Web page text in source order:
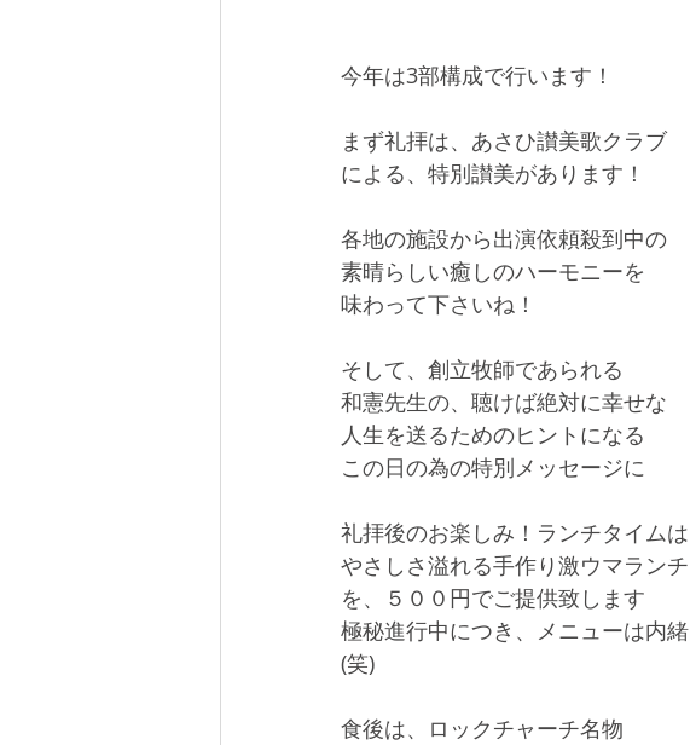
今年は3部構成で行います！
まず礼拝は、あさひ讃美歌クラブ
による、特別讃美があります！
各地の施設から出演依頼殺到中の
素晴らしい癒しのハーモニーを
味わって下さいね！
そして、創立牧師であられる
和憲先生の、聴けば絶対に幸せな
人生を送るためのヒントになる
この日の為の特別メッセージに
礼拝後のお楽しみ！ランチタイムは
やさしさ溢れる手作り激ウマランチ
を、５００円でご提供致します
極秘進行中につき、メニューは内緒
(笑)
食後は、ロックチャーチ名物